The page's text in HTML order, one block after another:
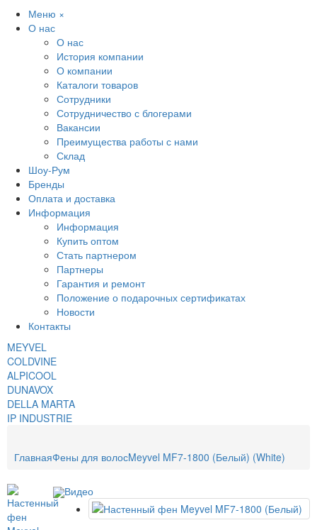
Меню ×
О нас
О нас
История компании
О компании
Каталоги товаров
Сотрудники
Сотрудничество с блогерами
Вакансии
Преимущества работы с нами
Склад
Шоу-Рум
Бренды
Оплата и доставка
Информация
Информация
Купить оптом
Стать партнером
Партнеры
Гарантия и ремонт
Положение о подарочных сертификатах
Новости
Контакты
MEYVEL
COLDVINE
ALPICOOL
DUNAVOX
DELLA MARTA
IP INDUSTRIE
ГлавнаяФены для волосMeyvel MF7-1800 (Белый) (White)
Видео